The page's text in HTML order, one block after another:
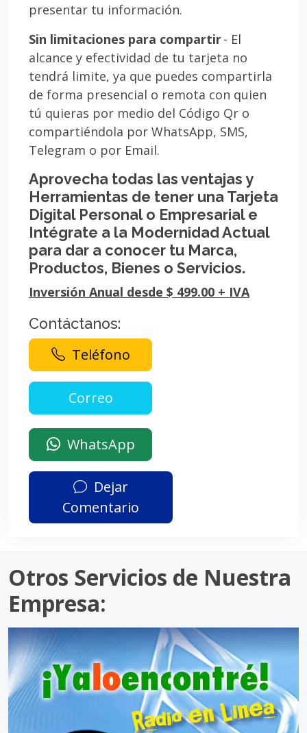
presentar tu información.
Sin limitaciones para compartir- El
alcance y efectividad de tu tarjeta no
tendrá limite, ya que puedes compartirla
de forma presencial o remota con quien
tú quieras por medio del Código Qr o
compartiéndola por WhatsApp, SMS,
Telegram o por Email.
Aprovecha todas las ventajas y
Herramientas de tener una Tarjeta
Digital Personal o Empresarial e
Intégrate a la Modernidad Actual
para dar a conocer tu Marca,
Productos, Bienes o Servicios.
Inversión Anual desde $ 499.00 + IVA
Contáctanos:
Teléfono
WhatsApp
Dejar
Comentario
Otros Servicios de Nuestra
Empresa: